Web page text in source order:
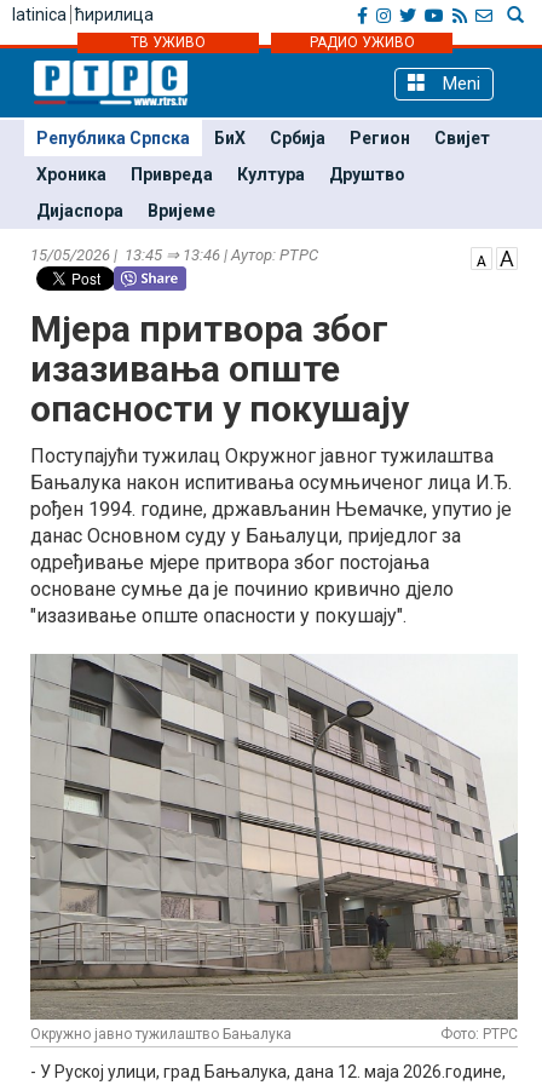
latinica ћирилица
ТВ УЖИВО РАДИО УЖИВО
Meni
Република Српска БиХ Србија Регион
Свијет
Хроника
Привреда Култура
Друштво
Дијаспора
Вријеме
15/05/2026 | 13:45 ⇒ 13:46 | Аутор: РТРС
Мјера притвора због
изазивања опште
опасности у покушају
Поступајући тужилац Окружног јавног тужилаштва
Бањалука након испитивања осумњиченог лица И.Ђ.
рођен 1994. године, држављанин Њемачке, упутио је
данас Основном суду у Бањалуци, приједлог за
одређивање мјере притвора због постојања
основане сумње да је починио кривично дјело
"изазивање опште опасности у покушају".
Окружно јавно тужилаштво Бањалука Фото: РТРС
- У Руској улици, град Бањалука, дана 12. маја 2026.године,